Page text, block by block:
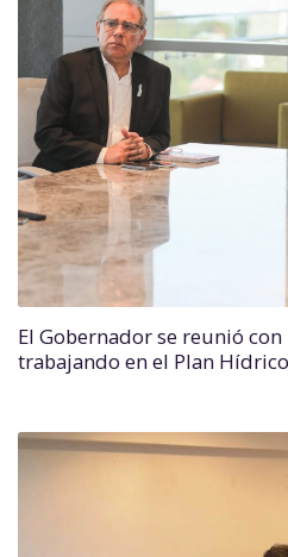
El Gobernador se reunió
trabajando en el Plan Hídrico